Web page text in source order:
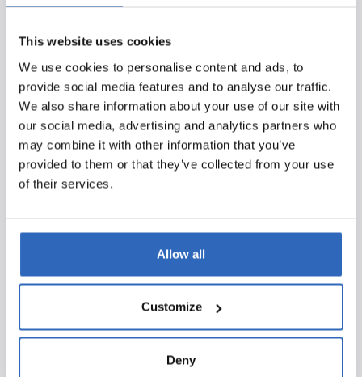
This website uses cookies
We use cookies to personalise content and ads, to
provide social media features and to analyse our traffic.
We also share information about your use of our site with
our social media, advertising and analytics partners who
may combine it with other information that you’ve
provided to them or that they’ve collected from your use
of their services.
Allow all
Customize
Deny
vervolgens aan de slag om een weging te maken: is dit
erop inspelen? Jullie helpen mij met het platform om
eigenlijk die rol van public affairs adviseur te pakken en
om die afweging steeds te kunnen maken. Dat vind ik
een hele grote waarde van Polpo.”
Welk onderdeel van Polpo helpt jullie?
“Naast het filteren van alles dat er op dit moment speelt,
zijn er twee onderdelen die voor ons heel relevant zijn:
“We maken met de nieuwsbriefmodule een public
achterban en intern binnen de organisatie. We
informeren hen over de lopende dossiers, de politieke
agenda en ook de belangrijke politieke- en
gemakkelijk onze eigen berichten en die uit Polpo